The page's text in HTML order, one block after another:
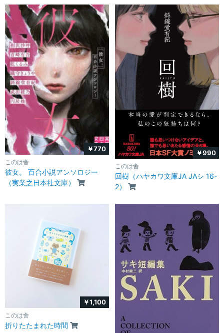
￥770
このは舎
彼女。 百合小説アンソロジー
（実業之日本社文庫）
￥990
このは舎
回樹（ハヤカワ文庫JA JAシ 16-
2）
￥1,100
このは舎
折りたたまれた時間